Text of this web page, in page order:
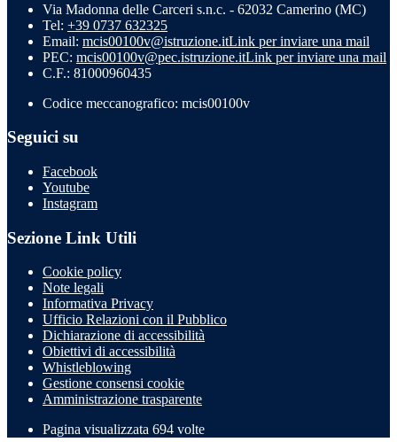
Via Madonna delle Carceri s.n.c. - 62032 Camerino (MC)
Tel: +39 0737 632325
Email: mcis00100v@istruzione.itLink per inviare una mail
PEC: mcis00100v@pec.istruzione.itLink per inviare una mail
C.F.: 81000960435
Codice meccanografico: mcis00100v
Seguici su
Facebook
Youtube
Instagram
Sezione Link Utili
Cookie policy
Note legali
Informativa Privacy
Ufficio Relazioni con il Pubblico
Dichiarazione di accessibilità
Obiettivi di accessibilità
Whistleblowing
Gestione consensi cookie
Amministrazione trasparente
Pagina visualizzata 694 volte